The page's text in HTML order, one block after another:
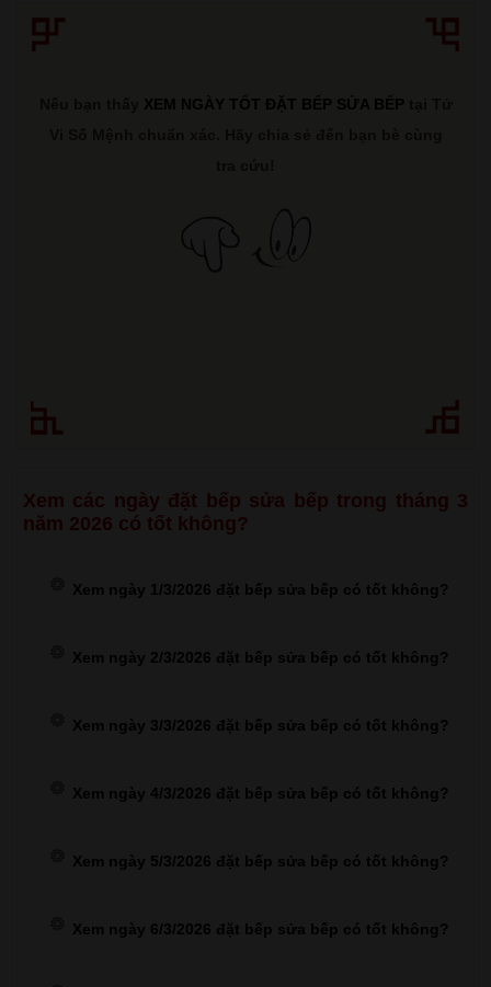
XEM NGÀY TỐT ĐẶT BẾP SỬA BẾP
Xem các ngày đặt bếp sửa bếp trong tháng 3
năm 2026 có tốt không?
Xem ngày 1/3/2026 đặt bếp sửa bếp có tốt không?
Xem ngày 2/3/2026 đặt bếp sửa bếp có tốt không?
Xem ngày 3/3/2026 đặt bếp sửa bếp có tốt không?
Xem ngày 4/3/2026 đặt bếp sửa bếp có tốt không?
Xem ngày 5/3/2026 đặt bếp sửa bếp có tốt không?
Xem ngày 6/3/2026 đặt bếp sửa bếp có tốt không?